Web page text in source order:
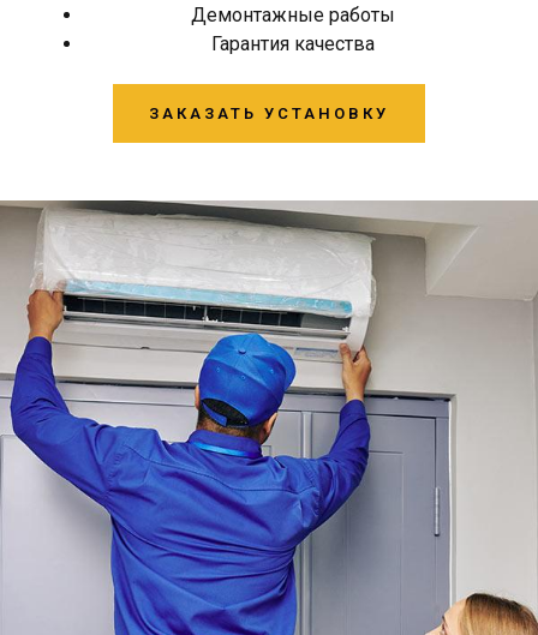
Демонтажные работы
Гарантия качества
ЗАКАЗАТЬ УСТАНОВКУ